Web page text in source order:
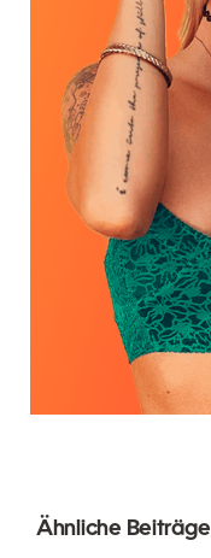
Ähnliche Beiträge